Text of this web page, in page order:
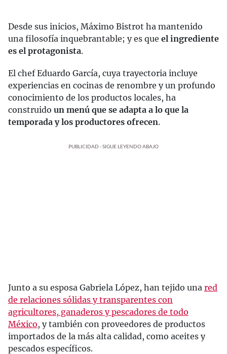
Desde sus inicios, Máximo Bistrot ha mantenido
una filosofía inquebrantable; y es que el ingrediente
es el protagonista.
El chef Eduardo García, cuya trayectoria incluye
experiencias en cocinas de renombre y un profundo
conocimiento de los productos locales, ha
construido un menú que se adapta a lo que la
temporada y los productores ofrecen.
PUBLICIDAD - SIGUE LEYENDO ABAJO
Junto a su esposa Gabriela López, han tejido una red
de relaciones sólidas y transparentes con
agricultores, ganaderos y pescadores de todo
México, y también con proveedores de productos
importados de la más alta calidad, como aceites y
pescados específicos.